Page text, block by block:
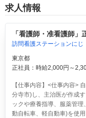
求人情報
「看護師・准看護師
訪問看護ステーションにじ
東京都
正社員：時給2,000円～
【仕事内容】<仕事内容>
分寺市)し、主治医が作成
ックや療養指導、服薬管
動自転車、軽自動車)を使